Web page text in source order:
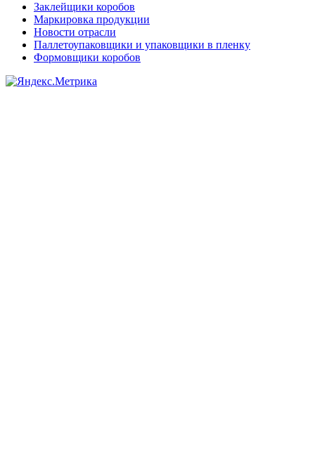
Заклейщики коробов
Маркировка продукции
Новости отрасли
Паллетоупаковщики и упаковщики в пленку
Формовщики коробов